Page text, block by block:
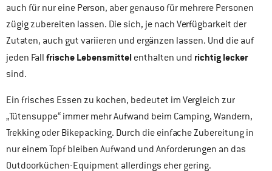
auch für nur eine Person, aber genauso für mehrere Personen
zügig zubereiten lassen. Die sich, je nach Verfügbarkeit der
Zutaten, auch gut variieren und ergänzen lassen. Und die auf
jeden Fall frische Lebensmittel enthalten und richtig lecker
sind.
Ein frisches Essen zu kochen, bedeutet im Vergleich zur
„Tütensuppe“ immer mehr Aufwand beim Camping, Wandern,
Trekking oder Bikepacking. Durch die einfache Zubereitung in
nur einem Topf bleiben Aufwand und Anforderungen an das
Outdoorküchen-Equipment allerdings eher gering.